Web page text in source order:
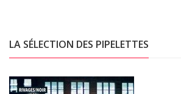
LA SÉLECTION DES PIPELETTES